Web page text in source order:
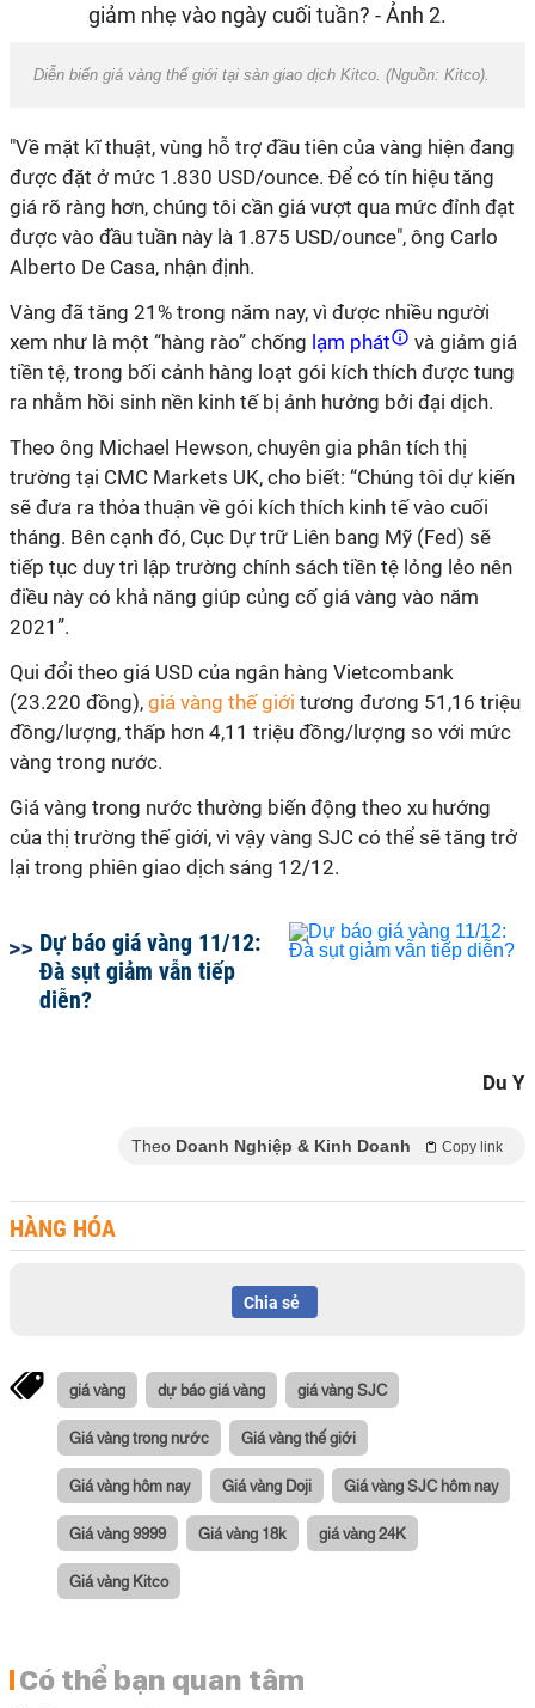
Diễn biến giá vàng thế giới tại sàn giao dịch Kitco. (Nguồn: Kitco).
"Về mặt kĩ thuật, vùng hỗ trợ đầu tiên của vàng hiện đang
được đặt ở mức 1.830 USD/ounce. Để có tín hiệu tăng
giá rõ ràng hơn, chúng tôi cần giá vượt qua mức đỉnh đạt
được vào đầu tuần này là 1.875 USD/ounce", ông Carlo
Alberto De Casa, nhận định.
Vàng đã tăng 21% trong năm nay, vì được nhiều người
xem như là một “hàng rào” chống lạm phát
và giảm giá
tiền tệ, trong bối cảnh hàng loạt gói kích thích được tung
ra nhằm hồi sinh nền kinh tế bị ảnh hưởng bởi đại dịch.
Theo ông Michael Hewson, chuyên gia phân tích thị
trường tại CMC Markets UK, cho biết: “Chúng tôi dự kiến
sẽ đưa ra thỏa thuận về gói kích thích kinh tế vào cuối
tháng. Bên cạnh đó, Cục Dự trữ Liên bang Mỹ (Fed) sẽ
tiếp tục duy trì lập trường chính sách tiền tệ lỏng lẻo nên
điều này có khả năng giúp củng cố giá vàng vào năm
2021”.
Qui đổi theo giá USD của ngân hàng Vietcombank
(23.220 đồng), giá vàng thế giới tương đương 51,16 triệu
đồng/lượng, thấp hơn 4,11 triệu đồng/lượng so với mức
vàng trong nước.
Giá vàng trong nước thường biến động theo xu hướng
của thị trường thế giới, vì vậy vàng SJC có thể sẽ tăng trở
lại trong phiên giao dịch sáng 12/12.
Dự báo giá vàng 11/12:
Đà sụt giảm vẫn tiếp
diễn?
Du Y
Theo Doanh Nghiệp & Kinh Doanh Copy link
HÀNG HÓA
Chia sẻ
giá vàng dự báo giá vàng giá vàng SJC
Giá vàng trong nước Giá vàng thế giới
Giá vàng hôm nay Giá vàng Doji Giá vàng SJC hôm nay
Giá vàng 9999 Giá vàng 18k giá vàng 24K
Giá vàng Kitco
Có thể bạn quan tâm